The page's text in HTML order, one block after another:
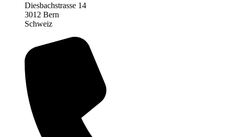
Diesbachstrasse 14
3012 Bern
Schweiz